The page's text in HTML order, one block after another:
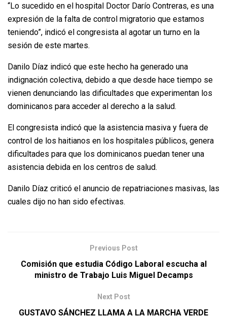
“Lo sucedido en el hospital Doctor Darío Contreras, es una
expresión de la falta de control migratorio que estamos
teniendo”, indicó el congresista al agotar un turno en la
sesión de este martes.
Danilo Díaz indicó que este hecho ha generado una
indignación colectiva, debido a que desde hace tiempo se
vienen denunciando las dificultades que experimentan los
dominicanos para acceder al derecho a la salud.
El congresista indicó que la asistencia masiva y fuera de
control de los haitianos en los hospitales públicos, genera
dificultades para que los dominicanos puedan tener una
asistencia debida en los centros de salud.
Danilo Díaz criticó el anuncio de repatriaciones masivas, las
cuales dijo no han sido efectivas.
Previous Post
Comisión que estudia Código Laboral escucha al
ministro de Trabajo Luis Miguel Decamps
Next Post
GUSTAVO SÁNCHEZ LLAMA A LA MARCHA VERDE